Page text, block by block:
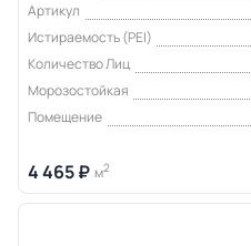
Артикул
Истираемость (PEI)
Количество Лиц
Морозостойкая
Помещение
4 465 ₽ м2